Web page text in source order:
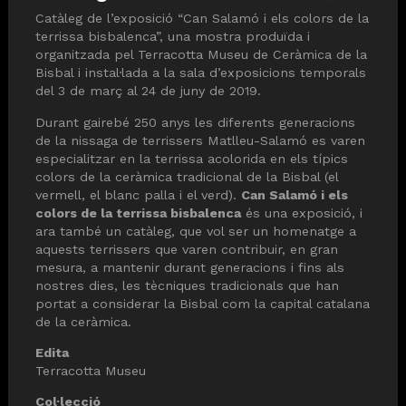
Catàleg de l’exposició “Can Salamó i els colors de la
terrissa bisbalenca”, una mostra produïda i
organitzada pel Terracotta Museu de Ceràmica de la
Bisbal i instal·lada a la sala d’exposicions temporals
del 3 de març al 24 de juny de 2019.
Durant gairebé 250 anys les diferents generacions
de la nissaga de terrissers Matlleu-Salamó es varen
especialitzar en la terrissa acolorida en els típics
colors de la ceràmica tradicional de la Bisbal (el
vermell, el blanc palla i el verd). Can Salamó i els
colors de la terrissa bisbalencaés una exposició, i
ara també un catàleg, que vol ser un homenatge a
aquests terrissers que varen contribuir, en gran
mesura, a mantenir durant generacions i fins als
nostres dies, les tècniques tradicionals que han
portat a considerar la Bisbal com la capital catalana
de la ceràmica.
Edita
Terracotta Museu
Col·lecció